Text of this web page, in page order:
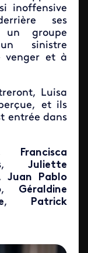
inoffensive
ses
un groupe
sinistre
venger et à
Luisa
et ils
entrée dans
Francisca
, Juliette
Juan Pablo
, Géraldine
,
Patrick